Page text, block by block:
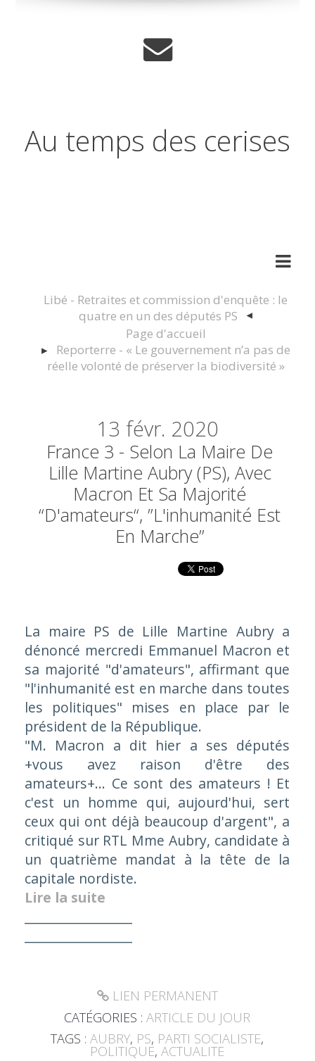
Au temps des cerises
Libé - Retraites et commission d'enquête : le
quatre en un des députés PS
Page d'accueil
Reporterre - « Le gouvernement n’a pas de
réelle volonté de préserver la biodiversité »
13 févr. 2020
France 3 - Selon La Maire De
Lille Martine Aubry (PS), Avec
Macron Et Sa Majorité
“d'amateurs“, ”l'inhumanité Est
En Marche”
La maire PS de Lille Martine Aubry a
dénoncé mercredi Emmanuel Macron et
sa majorité "d'amateurs", affirmant que
"l'inhumanité est en marche dans toutes
les politiques" mises en place par le
président de la République.
"M. Macron a dit hier a ses députés
+vous avez raison d'être des
amateurs+... Ce sont des amateurs ! Et
c'est un homme qui, aujourd'hui, sert
ceux qui ont déjà beaucoup d'argent", a
critiqué sur RTL Mme Aubry, candidate à
un quatrième mandat à la tête de la
capitale nordiste.
Lire la suite
LIEN PERMANENT
CATÉGORIES :ARTICLE DU JOUR
TAGS :AUBRY, PS, PARTI SOCIALISTE,
POLITIQUE,ACTUALITE